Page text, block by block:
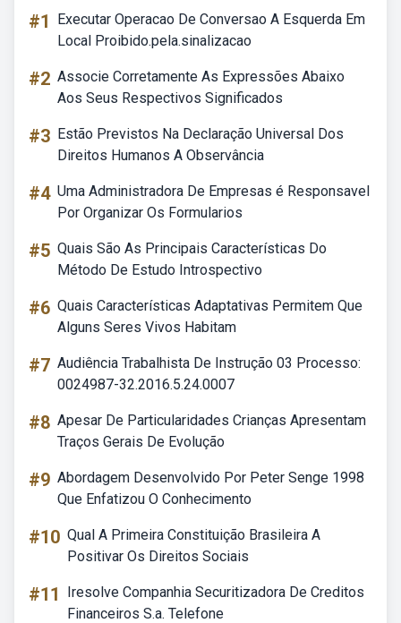
#1
Executar Operacao De Conversao A Esquerda Em
Local Proibido.pela.sinalizacao
#2 Associe Corretamente As Expressões Abaixo
Aos Seus Respectivos Significados
#3 Estão Previstos Na Declaração Universal Dos
Direitos Humanos A Observância
#4 Uma Administradora De Empresas é Responsavel
Por Organizar Os Formularios
#5 Quais São As Principais Características Do
Método De Estudo Introspectivo
#6 Quais Características Adaptativas Permitem Que
Alguns Seres Vivos Habitam
#7 Audiência Trabalhista De Instrução 03 Processo:
0024987-32.2016.5.24.0007
#8 Apesar De Particularidades Crianças Apresentam
Traços Gerais De Evolução
#9 Abordagem Desenvolvido Por Peter Senge 1998
Que Enfatizou O Conhecimento
#10 Qual A Primeira Constituição Brasileira A
Positivar Os Direitos Sociais
#11
Iresolve Companhia Securitizadora De Creditos
Financeiros S.a. Telefone